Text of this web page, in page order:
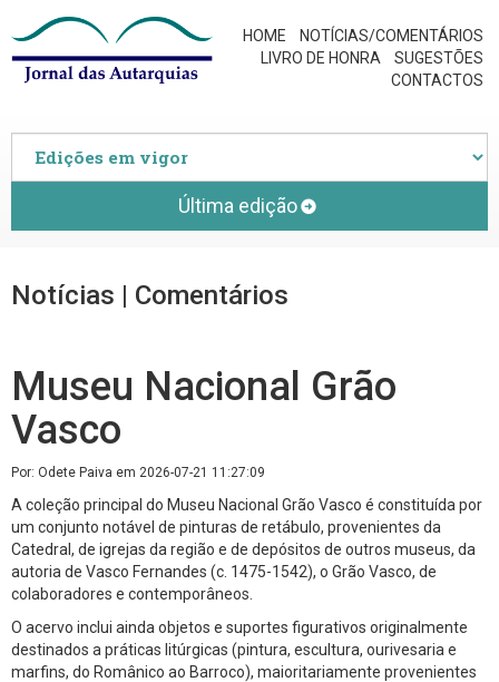
HOME
NOTÍCIAS/COMENTÁRIOS
LIVRO DE HONRA
SUGESTÕES
CONTACTOS
Última edição
Notícias | Comentários
Museu Nacional Grão
Vasco
Por: Odete Paiva em 2026-07-21 11:27:09
A coleção principal do Museu Nacional Grão Vasco é constituída por
um conjunto notável de pinturas de retábulo, provenientes da
Catedral, de igrejas da região e de depósitos de outros museus, da
autoria de Vasco Fernandes (c. 1475-1542), o Grão Vasco, de
colaboradores e contemporâneos.
O acervo inclui ainda objetos e suportes figurativos originalmente
destinados a práticas litúrgicas (pintura, escultura, ourivesaria e
marfins, do Românico ao Barroco), maioritariamente provenientes